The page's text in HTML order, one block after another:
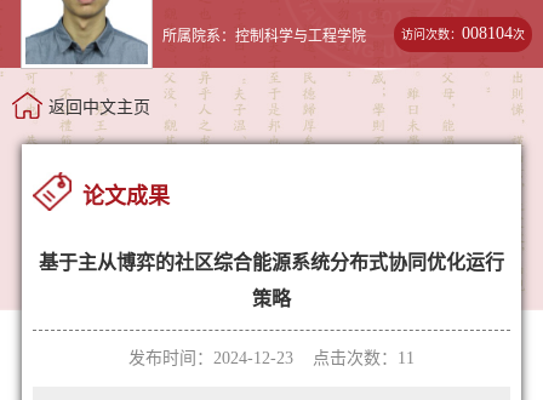
所属院系：控制科学与工程学院 访问次数：008104次
返回中文主页
论文成果
基于主从博弈的社区综合能源系统分布式协同优化运行
策略
发布时间：2024-12-23 点击次数： 11